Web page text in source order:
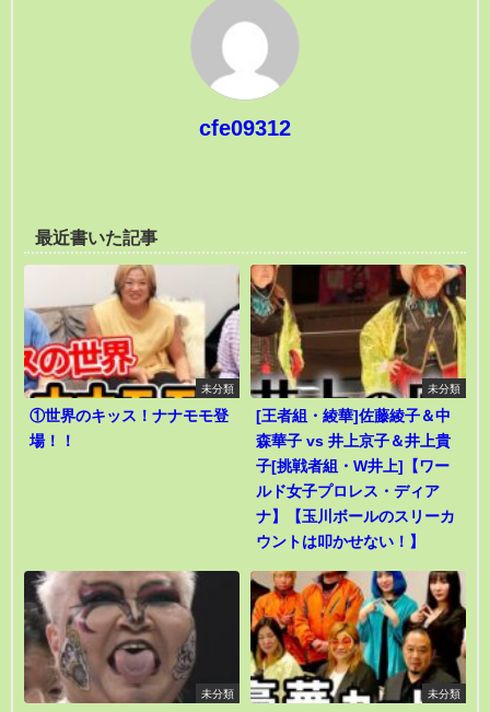
cfe09312
最近書いた記事
未分類
①世界のキッス！ナナモモ登
場！！
未分類
[王者組・綾華]佐藤綾子＆中
森華子 vs 井上京子＆井上貴
子[挑戦者組・W井上]【ワー
ルド女子プロレス・ディア
ナ】【玉川ボールのスリーカ
ウントは叩かせない！】
未分類 未分類